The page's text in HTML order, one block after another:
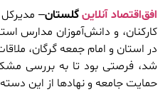
افق‌اقتصاد آنلاینگلستان–
کارکنان، و دانش‌آموزان مدارس
در استان و امام جمعه گرگان،
شد، فرصتی بود تا به بررسی
حمایت جامعه و نهادها از این